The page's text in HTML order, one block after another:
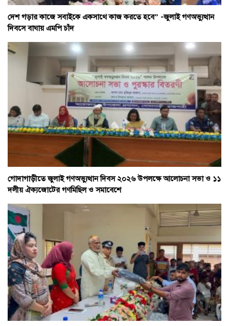
দেশ গড়ার কাজে সবাইকে একসাথে কাজ করতে হবে” -জুলাই গণঅভ্যুত্থান
দিবসে বাঘায় এমপি চাঁদ
গোদাগাড়ীতে জুলাই গণঅভ্যুত্থান দিবস ২০২৬ উপলক্ষে আলোচনা সভা ও ১১
দলীয় ঐক্যজোটের গণমিছিল ও সমাবেশে